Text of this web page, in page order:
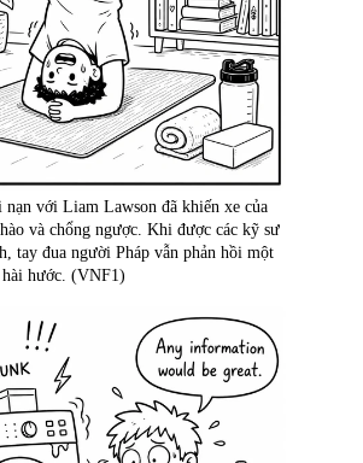
với Liam Lawson đã khiến xe của
và chổng ngược. Khi được các kỹ sư
tay đua người Pháp vẫn phản hồi một
hước. (VNF1)